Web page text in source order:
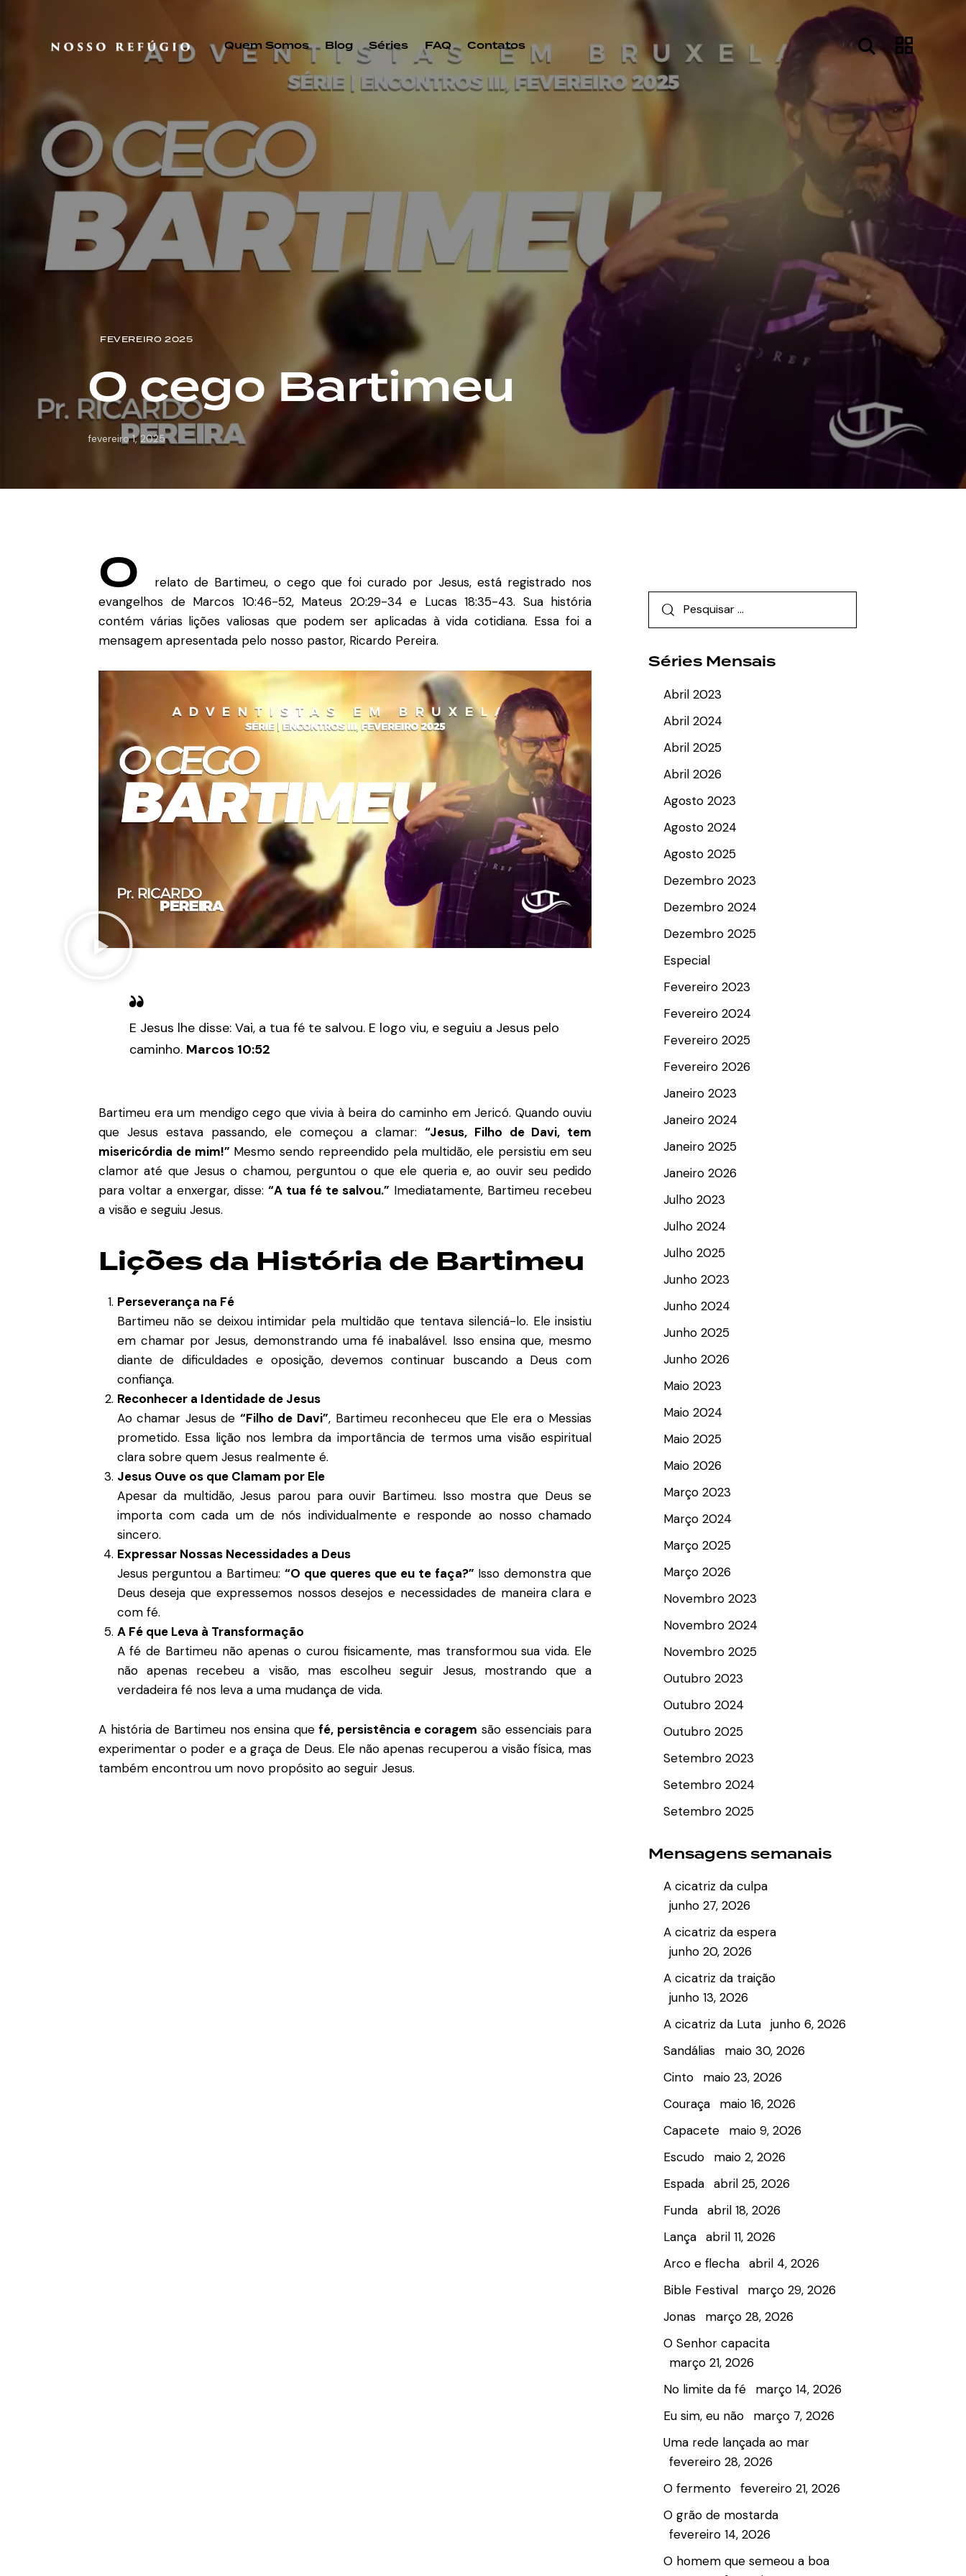
Quem Somos Blog Séries FAQ Contatos
FEVEREIRO 2025
O cego Bartimeu
fevereiro 1, 2025
O
relato de Bartimeu, o cego que foi curado por Jesus, está registrado nos
evangelhos de Marcos 10:46-52, Mateus 20:29-34 e Lucas 18:35-43. Sua história
contém várias lições valiosas que podem ser aplicadas à vida cotidiana. Essa foi a
mensagem apresentada pelo nosso pastor, Ricardo Pereira.
E Jesus lhe disse: Vai, a tua fé te salvou. E logo viu, e seguiu a Jesus pelo
caminho. Marcos 10:52
Bartimeu era um mendigo cego que vivia à beira do caminho em Jericó. Quando ouviu
que Jesus estava passando, ele começou a clamar: “Jesus, Filho de Davi, tem
misericórdia de mim!” Mesmo sendo repreendido pela multidão, ele persistiu em seu
clamor até que Jesus o chamou, perguntou o que ele queria e, ao ouvir seu pedido
para voltar a enxergar, disse:“A tua fé te salvou.” Imediatamente, Bartimeu recebeu
a visão e seguiu Jesus.
Lições da História de Bartimeu
Perseverança na Fé
Bartimeu não se deixou intimidar pela multidão que tentava silenciá-lo. Ele insistiu
em chamar por Jesus, demonstrando uma fé inabalável. Isso ensina que, mesmo
diante de dificuldades e oposição, devemos continuar buscando a Deus com
confiança.
Reconhecer a Identidade de Jesus
Ao chamar Jesus de “Filho de Davi”, Bartimeu reconheceu que Ele era o Messias
prometido. Essa lição nos lembra da importância de termos uma visão espiritual
clara sobre quem Jesus realmente é.
Jesus Ouve os que Clamam por Ele
Apesar da multidão, Jesus parou para ouvir Bartimeu. Isso mostra que Deus se
importa com cada um de nós individualmente e responde ao nosso chamado
sincero.
Expressar Nossas Necessidades a Deus
Jesus perguntou a Bartimeu:“O que queres que eu te faça?” Isso demonstra que
Deus deseja que expressemos nossos desejos e necessidades de maneira clara e
com fé.
A Fé que Leva à Transformação
A fé de Bartimeu não apenas o curou fisicamente, mas transformou sua vida. Ele
não apenas recebeu a visão, mas escolheu seguir Jesus, mostrando que a
verdadeira fé nos leva a uma mudança de vida.
A história de Bartimeu nos ensina quefé, persistência e coragem são essenciais para
experimentar o poder e a graça de Deus. Ele não apenas recuperou a visão física, mas
também encontrou um novo propósito ao seguir Jesus.
Séries Mensais
Abril 2023
Abril 2024
Abril 2025
Abril 2026
Agosto 2023
Agosto 2024
Agosto 2025
Dezembro 2023
Dezembro 2024
Dezembro 2025
Especial
Fevereiro 2023
Fevereiro 2024
Fevereiro 2025
Fevereiro 2026
Janeiro 2023
Janeiro 2024
Janeiro 2025
Janeiro 2026
Julho 2023
Julho 2024
Julho 2025
Junho 2023
Junho 2024
Junho 2025
Junho 2026
Maio 2023
Maio 2024
Maio 2025
Maio 2026
Março 2023
Março 2024
Março 2025
Março 2026
Novembro 2023
Novembro 2024
Novembro 2025
Outubro 2023
Outubro 2024
Outubro 2025
Setembro 2023
Setembro 2024
Setembro 2025
Mensagens semanais
A cicatriz da culpa
junho 27, 2026
A cicatriz da espera
junho 20, 2026
A cicatriz da traição
junho 13, 2026
A cicatriz da Luta
junho 6, 2026
Sandálias
maio 30, 2026
Cinto
maio 23, 2026
Couraça
maio 16, 2026
Capacete
maio 9, 2026
Escudo
maio 2, 2026
Espada
abril 25, 2026
Funda
abril 18, 2026
Lança
abril 11, 2026
Arco e flecha
abril 4, 2026
Bible Festival
março 29, 2026
Jonas
março 28, 2026
O Senhor capacita
março 21, 2026
No limite da fé
março 14, 2026
Eu sim, eu não
março 7, 2026
Uma rede lançada ao mar
fevereiro 28, 2026
O fermento
fevereiro 21, 2026
O grão de mostarda
fevereiro 14, 2026
O homem que semeou a boa